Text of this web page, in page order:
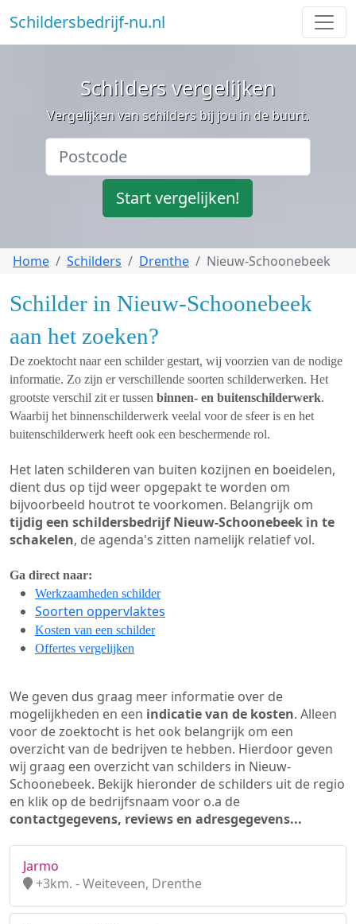
Schildersbedrijf-nu.nl
Schilders vergelijken
Vergelijken van schilders bij jou in de buurt.
Start vergelijken!
Home Schilders Drenthe Nieuw-Schoonebeek
Schilder in Nieuw-Schoonebeek
aan het zoeken?
De zoektocht naar een schilder gestart, wij voorzien van de nodige
informatie. Zo zijn er verschillende soorten schilderwerken. Het
grootste verschil zit er tussen binnen- en buitenschilderwerk.
Waarbij het binnenschilderwerk veelal voor de sfeer is en het
buitenschilderwerk heeft ook een beschermende rol.
Het laten schilderen van buiten kozijnen en boeidelen,
dient dus op tijd weer opgepakt te worden om
bijvoorbeeld houtrot te voorkomen. Belangrijk om
tijdig een schildersbedrijf Nieuw-Schoonebeek in te
schakelen, de agenda's zitten namelijk relatief vol.
Ga direct naar:
Werkzaamheden schilder
Soorten oppervlaktes
Kosten van een schilder
Offertes vergelijken
We geven dus graag meer informatie over de
mogelijkheden en een indicatie van de kosten. Alleen
voor de zoektocht is het ook belangrijk om een
overzicht van de bedrijven te hebben. Hierdoor geven
wij graag een overzicht van schilders in Nieuw-
Schoonebeek. Bekijk hieronder de schilders uit de regio
en klik op de bedrijfsnaam voor o.a de
contactgegevens, reviews en adresgegevens...
Jarmo
+3km. - Weiteveen, Drenthe